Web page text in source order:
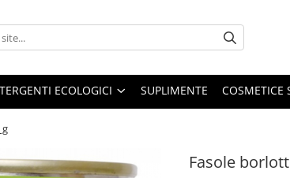
ECOLOGICI SUPLIMENTE COSMETICE
Fasole